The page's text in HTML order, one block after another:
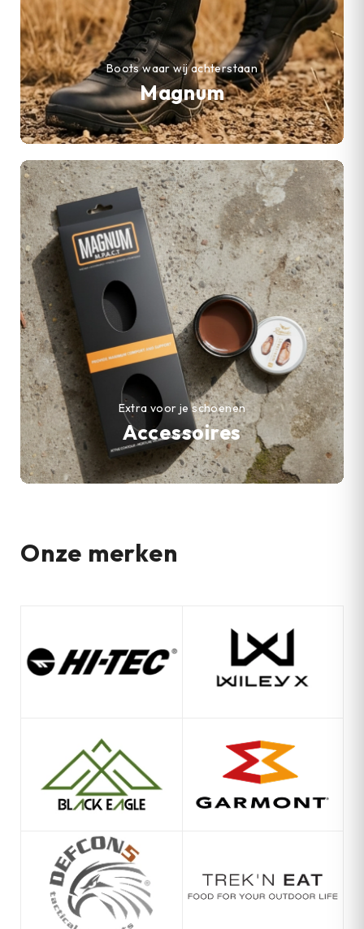
Magnum
Boots waar wij achterstaan
Accessoires
Extra voor je schoenen
Onze merken